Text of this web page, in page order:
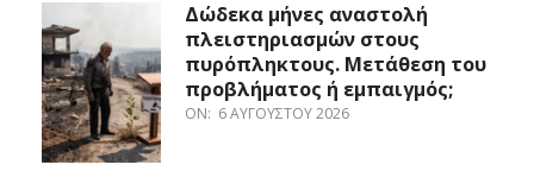
Δώδεκα μήνες αναστολή
πλειστηριασμών στους
πυρόπληκτους. Μετάθεση του
προβλήματος ή εμπαιγμός;
ON: 6 ΑΥΓΟΎΣΤΟΥ 2026